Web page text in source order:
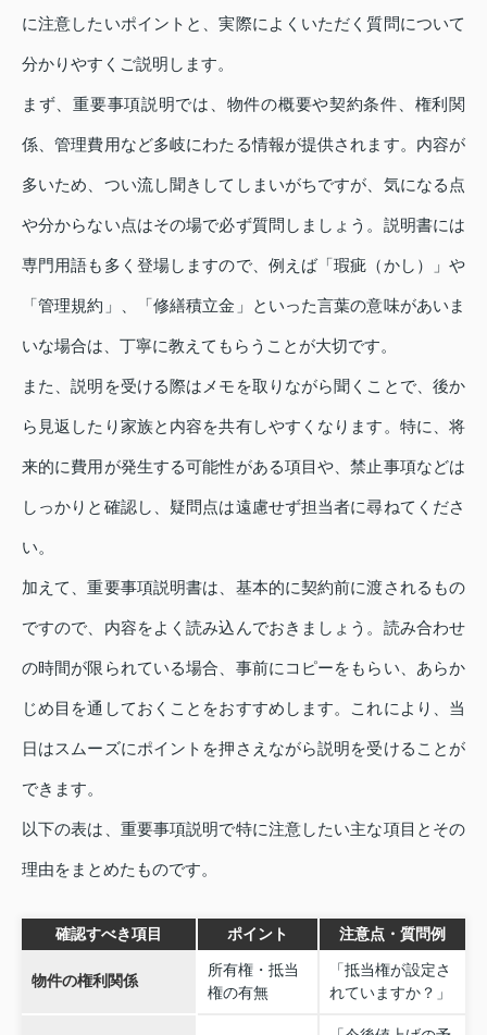
に注意したいポイントと、実際によくいただく質問について
分かりやすくご説明します。
まず、重要事項説明では、物件の概要や契約条件、権利関
係、管理費用など多岐にわたる情報が提供されます。内容が
多いため、つい流し聞きしてしまいがちですが、気になる点
や分からない点はその場で必ず質問しましょう。説明書には
専門用語も多く登場しますので、例えば「瑕疵（かし）」や
「管理規約」、「修繕積立金」といった言葉の意味があいま
いな場合は、丁寧に教えてもらうことが大切です。
また、説明を受ける際はメモを取りながら聞くことで、後か
ら見返したり家族と内容を共有しやすくなります。特に、将
来的に費用が発生する可能性がある項目や、禁止事項などは
しっかりと確認し、疑問点は遠慮せず担当者に尋ねてくださ
い。
加えて、重要事項説明書は、基本的に契約前に渡されるもの
ですので、内容をよく読み込んでおきましょう。読み合わせ
の時間が限られている場合、事前にコピーをもらい、あらか
じめ目を通しておくことをおすすめします。これにより、当
日はスムーズにポイントを押さえながら説明を受けることが
できます。
以下の表は、重要事項説明で特に注意したい主な項目とその
理由をまとめたものです。
確認すべき項目 ポイント 注意点・質問例
物件の権利関係
所有権・抵当
権の有無
「抵当権が設定さ
れていますか？」